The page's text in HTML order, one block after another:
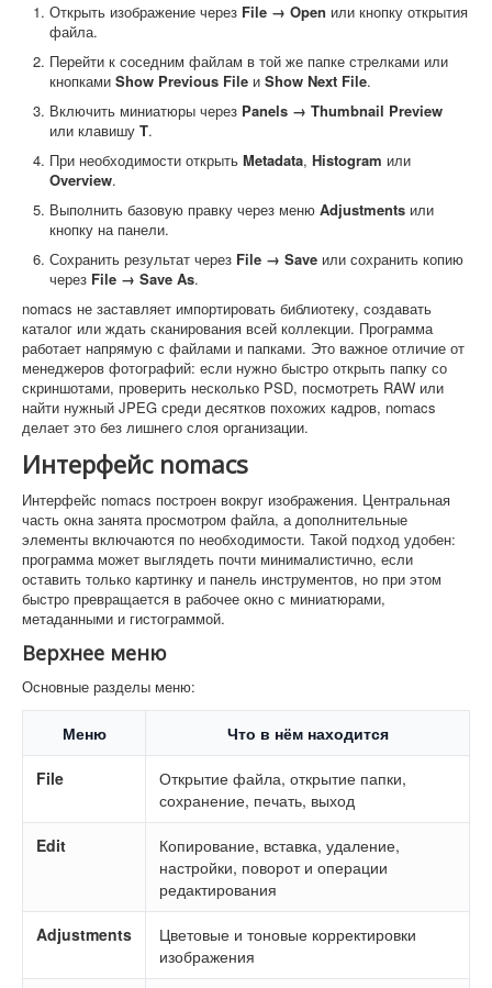
Открыть изображение через File → Open или кнопку открытия
файла.
Перейти к соседним файлам в той же папке стрелками или
кнопками Show Previous File и Show Next File.
Включить миниатюры через Panels → Thumbnail Preview
или клавишу T.
При необходимости открыть Metadata, Histogram или
Overview.
Выполнить базовую правку через меню Adjustments или
кнопку на панели.
Сохранить результат через File → Save или сохранить копию
через File → Save As.
nomacs не заставляет импортировать библиотеку, создавать
каталог или ждать сканирования всей коллекции. Программа
работает напрямую с файлами и папками. Это важное отличие от
менеджеров фотографий: если нужно быстро открыть папку со
скриншотами, проверить несколько PSD, посмотреть RAW или
найти нужный JPEG среди десятков похожих кадров, nomacs
делает это без лишнего слоя организации.
Интерфейс nomacs
Интерфейс nomacs построен вокруг изображения. Центральная
часть окна занята просмотром файла, а дополнительные
элементы включаются по необходимости. Такой подход удобен:
программа может выглядеть почти минималистично, если
оставить только картинку и панель инструментов, но при этом
быстро превращается в рабочее окно с миниатюрами,
метаданными и гистограммой.
Верхнее меню
Основные разделы меню:
Меню Что в нём находится
File
Открытие файла, открытие папки,
сохранение, печать, выход
Edit
Копирование, вставка, удаление,
настройки, поворот и операции
редактирования
Adjustments
Цветовые и тоновые корректировки
изображения